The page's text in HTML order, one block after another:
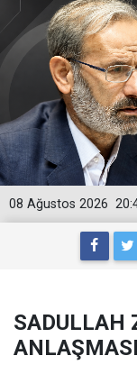
08 Ağustos 2026
SADULLAH